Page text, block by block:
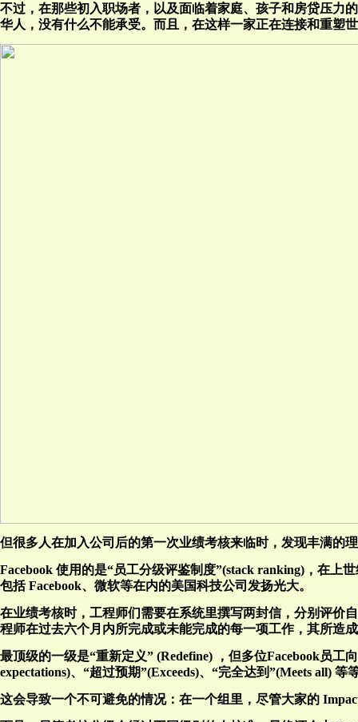
不过，在那些初入职场者，以及面临着家庭、孩子和房贷压力
华人，没有什么不能承受。而且，在这样一家正在连接和重塑
但很多人在加入公司后的第一次业绩考核来临时，发现丰满的
Facebook 使用的是“员工分级评鉴制度”(stack ranking)，在上
包括 Facebook、微软等在内的美国科技公司发扬光大。
在业绩考核时，工程师们需要在系统里撰写两封信，分别评价
程师在过去六个月内所完成或未能完成的每一项工作，其所造
最顶级的一级是“重新定义” (Redefine) ，但多位Facebook员工
expectations)、“超过预期”(Exceeds)、“完全达到”(Meets all) 等
这会导致一个不可避免的情况：在一个组里，尽管大家的